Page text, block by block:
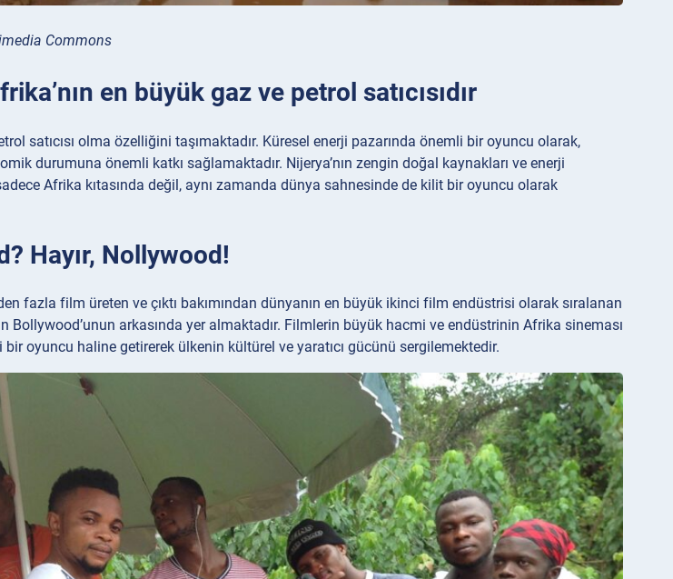
Commons
en büyük gaz ve petrol satıcısıdır
satıcısı olma özelliğini taşımaktadır. Küresel enerji pazarında önemli bir oyuncu olarak,
durumuna önemli katkı sağlamaktadır. Nijerya’nın zengin doğal kaynakları ve enerji
Afrika kıtasında değil, aynı zamanda dünya sahnesinde de kilit bir oyuncu olarak
Hayır, Nollywood!
fazla film üreten ve çıktı bakımından dünyanın en büyük ikinci film endüstrisi olarak sıralanan
Bollywood’unun arkasında yer almaktadır. Filmlerin büyük hacmi ve endüstrinin Afrika sineması
oyuncu haline getirerek ülkenin kültürel ve yaratıcı gücünü sergilemektedir.